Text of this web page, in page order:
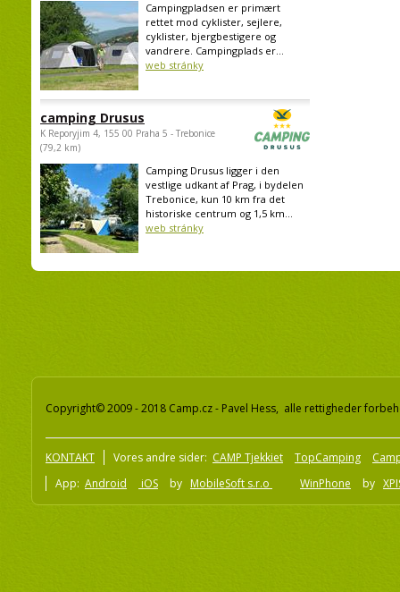
Campingpladsen er primært
rettet mod cyklister, sejlere,
cyklister, bjergbestigere og
vandrere. Campingplads er...
web stránky
camping Drusus
K Reporyjim 4, 155 00 Praha 5 - Trebonice
(79,2 km)
Camping Drusus ligger i den
vestlige udkant af Prag, i bydelen
Trebonice, kun 10 km fra det
historiske centrum og 1,5 km...
web stránky
Copyright© 2009 - 2018 Camp.cz - Pavel Hess, alle rettigheder
KONTAKT Vores andre sider: CAMP Tjekkiet TopCamping
App: Android iOS by MobileSoft s.r.o WinPhone by